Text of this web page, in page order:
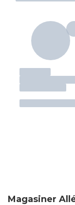
Magasiner